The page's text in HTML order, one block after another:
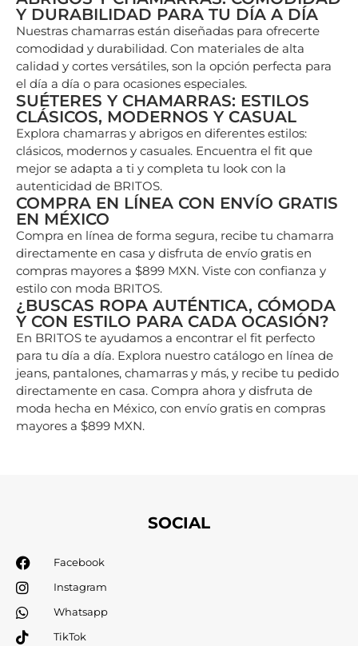
Y DURABILIDAD PARA TU DÍA A DÍA
Nuestras chamarras están diseñadas para ofrecerte
comodidad y durabilidad. Con materiales de alta
calidad y cortes versátiles, son la opción perfecta para
el día a día o para ocasiones especiales.
SUÉTERES Y CHAMARRAS: ESTILOS
CLÁSICOS, MODERNOS Y CASUAL
Explora chamarras y abrigos en diferentes estilos:
clásicos, modernos y casuales. Encuentra el fit que
mejor se adapta a ti y completa tu look con la
autenticidad de BRITOS.
COMPRA EN LÍNEA CON ENVÍO GRATIS
EN MÉXICO
Compra en línea de forma segura, recibe tu chamarra
directamente en casa y disfruta de envío gratis en
compras mayores a $899 MXN. Viste con confianza y
estilo con moda BRITOS.
¿BUSCAS ROPA AUTÉNTICA, CÓMODA
Y CON ESTILO PARA CADA OCASIÓN?
En BRITOS te ayudamos a encontrar el fit perfecto
para tu día a día. Explora nuestro catálogo en línea de
jeans, pantalones, chamarras y más, y recibe tu pedido
directamente en casa. Compra ahora y disfruta de
moda hecha en México, con envío gratis en compras
mayores a $899 MXN.
SOCIAL
Facebook
Instagram
Whatsapp
TikTok